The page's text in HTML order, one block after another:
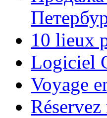
10 lieux
Logiciel
Voyage